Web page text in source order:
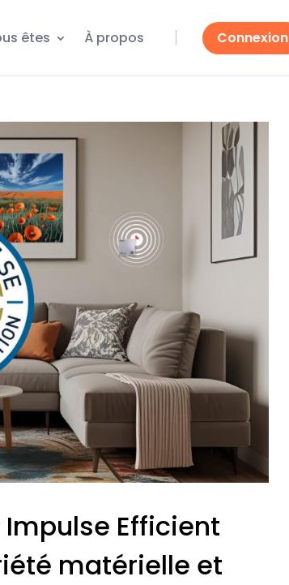
êtes À propos Connexion
Efficient
matérielle et